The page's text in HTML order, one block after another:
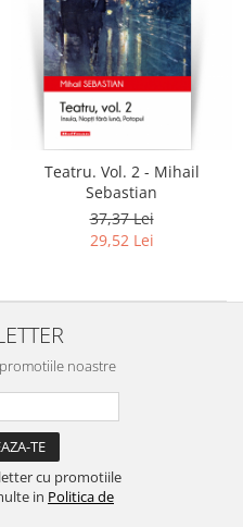
Teatru. Vol. 2 - Mihail
Sebastian
37,37 Lei
29,52 Lei
noastre
cu promotiile
in Politica de